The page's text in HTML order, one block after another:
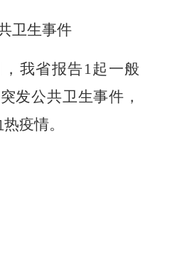
卫生事件
，我省报告 1起一般
发公共卫生事件，
疫情。